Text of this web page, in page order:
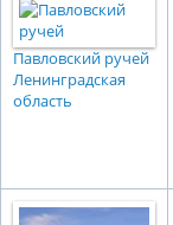
Павловский ручей
Ленинградская
область